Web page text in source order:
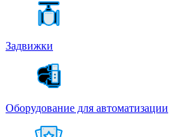
Задвижки
Оборудование для автоматизации